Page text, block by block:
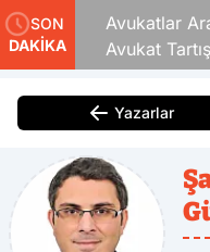
SON
DAKİKA
Avukatlar
Avukat
Vurdu
Yazarlar